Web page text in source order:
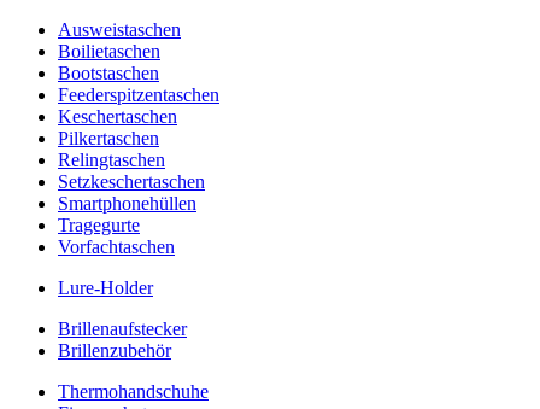
Ausweistaschen
Boilietaschen
Bootstaschen
Feederspitzentaschen
Keschertaschen
Pilkertaschen
Relingtaschen
Setzkeschertaschen
Smartphonehüllen
Tragegurte
Vorfachtaschen
Lure-Holder
Brillenaufstecker
Brillenzubehör
Thermohandschuhe